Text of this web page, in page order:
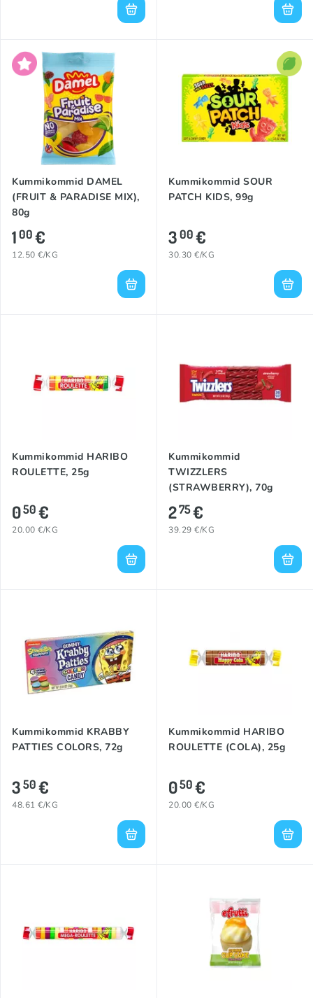
Kummikommid DAMEL
(FRUIT & PARADISE MIX),
80g
100€
12.50 €/KG
Kummikommid SOUR
PATCH KIDS, 99g
300€
30.30 €/KG
Kummikommid HARIBO
ROULETTE, 25g
050€
20.00 €/KG
Kummikommid
TWIZZLERS
(STRAWBERRY), 70g
275€
39.29 €/KG
Kummikommid KRABBY
PATTIES COLORS, 72g
350€
48.61 €/KG
Kummikommid HARIBO
ROULETTE (COLA), 25g
050€
20.00 €/KG